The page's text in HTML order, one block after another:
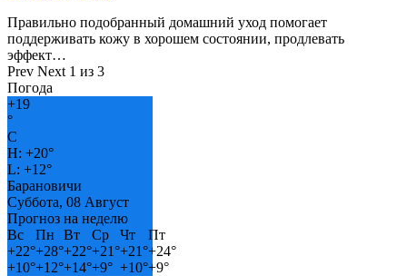
Правильно подобранный домашний уход помогает
поддерживать кожу в хорошем состоянии, продлевать
эффект…
Prev Next 1 из 3
Погода
+19
°
C
H: +20°
L: +12°
Барановичи
Суббота, 08 Август
Прогноз на неделю
Вс
Пн Вт Ср Чт
Пт
+22°+28°+22°+21°+21°+24°
+10°+12°+14°+9° +10°+9°